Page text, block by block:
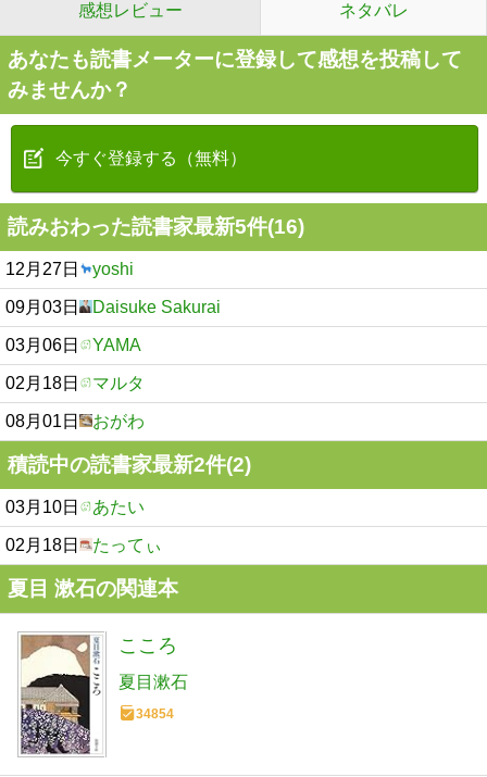
感想レビュー ネタバレ
あなたも読書メーターに登録して感想を投稿して
みませんか？
今すぐ登録する（無料）
読みおわった読書家最新5件(16)
12月27日 yoshi
09月03日 Daisuke Sakurai
03月06日 YAMA
02月18日 マルタ
08月01日 おがわ
積読中の読書家最新2件(2)
03月10日 あたい
02月18日 たってぃ
夏目 漱石の関連本
こころ
夏目漱石
34854